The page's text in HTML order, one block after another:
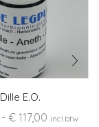
Dille E.O.
- €117,00 incl.btw